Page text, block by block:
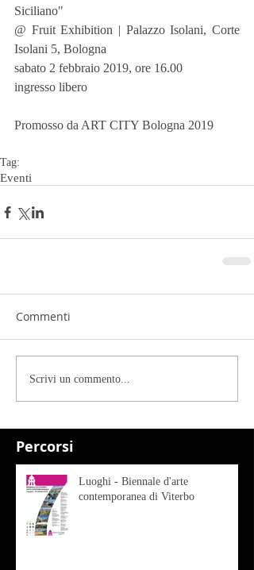
Percorsi
Siciliano"
@ Fruit Exhibition | Palazzo Isolani, Corte
Isolani 5, Bologna
sabato 2 febbraio 2019, ore 16.00
ingresso libero
Promosso da ART CITY Bologna 2019
Tag:
Eventi
Commenti
Scrivi un commento...
Luoghi - Biennale d'arte
contemporanea di Viterbo